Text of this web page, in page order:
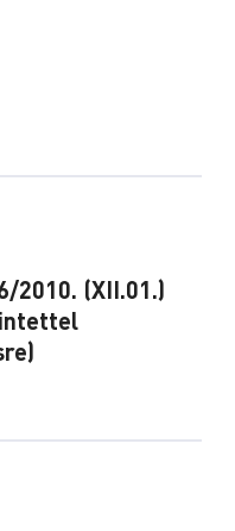
2010. (XII.01.)